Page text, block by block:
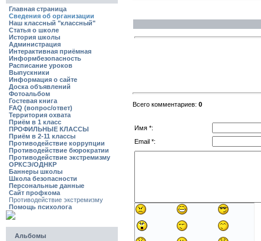
Главная страница
Сведения об организации
Наш классный "классный"
Статья о школе
История школы
Администрация
Интерактивная приёмная
Информбезопасность
Расписание уроков
Выпускники
Информация о сайте
Доска объявлений
Фотоальбом
Гостевая книга
FAQ (вопрос/ответ)
Территория охвата
Приём в 1 класс
ПРОФИЛЬНЫЕ КЛАССЫ
Приём в 2-11 классы
Противодействие коррупции
Противодействие бюрократии
Противодействие экстремизму
ОРКСЭ/ОДНКР
Баннеры школы
Школа безопасности
Персональные данные
Сайт профкома
Противодействие экстремизму
Помощь психолога
Альбомы
Всего комментариев: 0
Имя *:
Email *: